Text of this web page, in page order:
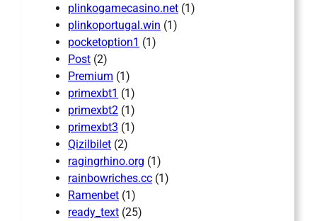
plinkogamecasino.net (1)
plinkoportugal.win (1)
pocketoption1 (1)
Post (2)
Premium (1)
primexbt1 (1)
primexbt2 (1)
primexbt3 (1)
Qizilbilet (2)
ragingrhino.org (1)
rainbowriches.cc (1)
Ramenbet (1)
ready_text (25)